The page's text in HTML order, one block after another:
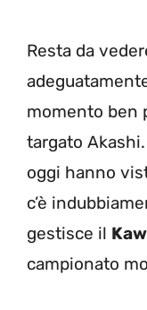
Resta da
momento ben
targato
oggi hanno
c’è
gestisce il
campionato